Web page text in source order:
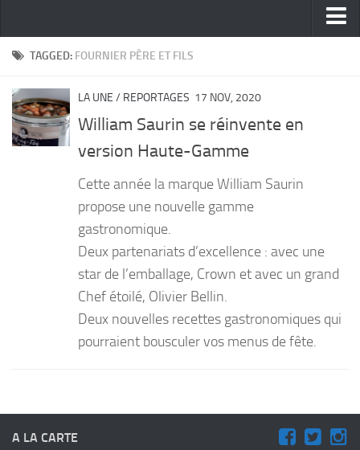
ACTUALITÉ
PORTRAITS
LIVRES
Desserts
TAGGED: FOURNIER PÈRE ET FILS
LA UNE / REPORTAGES 17 NOV, 2020
William Saurin se réinvente en
version Haute-Gamme
Cette année la marque William Saurin
propose une nouvelle gamme
gastronomique.
Deux partenariats d’excellence : avec une
star de l’emballage, Crown et avec un grand
Chef étoilé, Olivier Bellin.
Deux nouvelles recettes gastronomiques qui
pourraient bousculer vos menus de fête.
A LA CARTE